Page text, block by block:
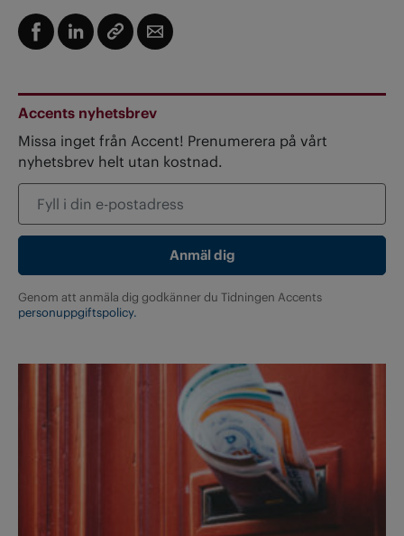
Accents nyhetsbrev
Missa inget från Accent! Prenumerera på vårt
nyhetsbrev helt utan kostnad.
Genom att anmäla dig godkänner du Tidningen Accents
personuppgiftspolicy.